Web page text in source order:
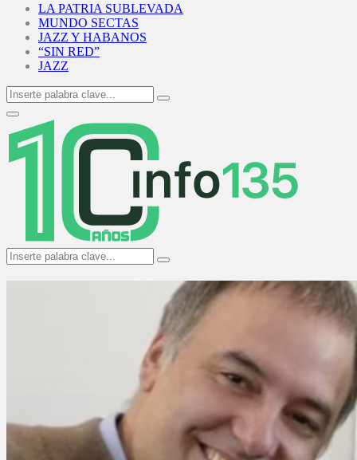
LA PATRIA SUBLEVADA
MUNDO SECTAS
JAZZ Y HABANOS
“SIN RED”
JAZZ
Search
for:
Search
Primary
Menu
Search
for:
Search